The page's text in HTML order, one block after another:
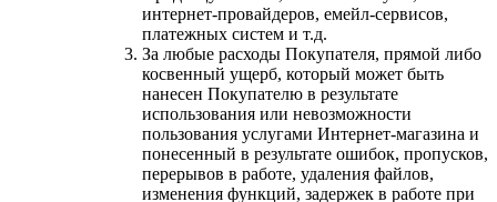
интернет-провайдеров, емейл-сервисов,
платежных систем и т.д.
За любые расходы Покупателя, прямой либо
косвенный ущерб, который может быть
нанесен Покупателю в результате
использования или невозможности
пользования услугами Интернет-магазина и
понесенный в результате ошибок, пропусков,
перерывов в работе, удаления файлов,
изменения функций, задержек в работе при